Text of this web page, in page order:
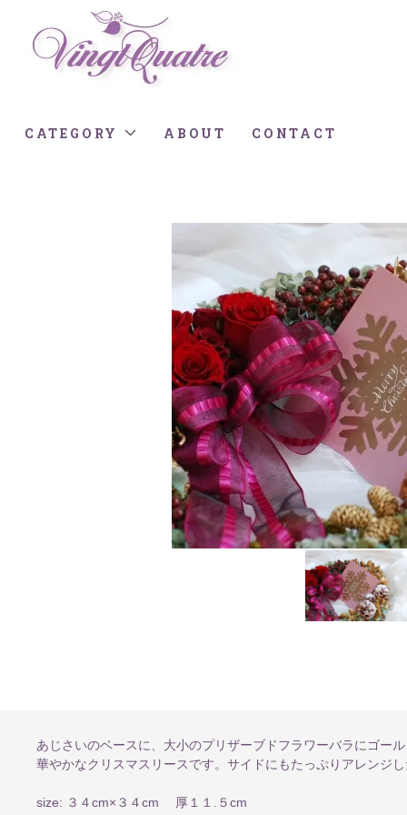
CATEGORY ABOUT CONTACT
あじさいのベースに、大小のプリザーブドフラワーバラにゴー
華やかなクリスマスリースです。サイドにもたっぷりアレンジ
size: ３４cm×３４cm 厚１１.５cm